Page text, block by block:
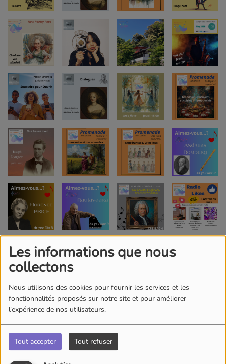
Les informations que nous
collectons
Nous utilisons des cookies pour fournir les services et les
fonctionnalités proposés sur notre site et pour améliorer
l'expérience de nos utilisateurs.
Tout accepter Tout refuser